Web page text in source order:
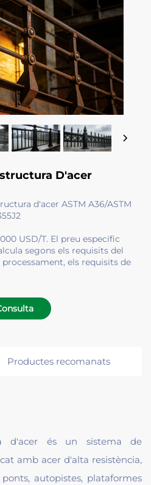
D'acer
d'acer ASTM A36/ASTM
USD/T. El preu específic
segons els requisits del
els requisits de
Productes recomanats
d'acer és un sistema de
amb acer d'alta resistència,
autopistes, plataformes